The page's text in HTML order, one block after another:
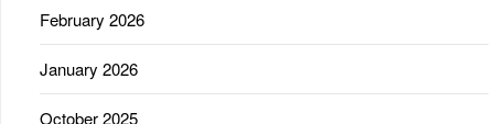
February 2026
January 2026
October 2025